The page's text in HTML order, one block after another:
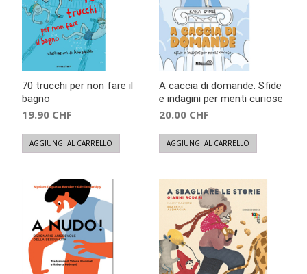
70 trucchi per non fare il
bagno
19.90 CHF
AGGIUNGI AL CARRELLO
A caccia di domande. Sfide
e indagini per menti curiose
20.00 CHF
AGGIUNGI AL CARRELLO